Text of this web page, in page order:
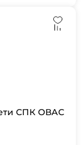
СПК ОВАС